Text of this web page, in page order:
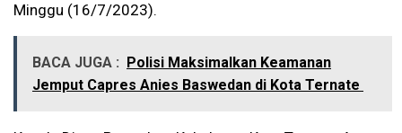
Minggu (16/7/2023).
BACA JUGA : Polisi Maksimalkan Keamanan
Jemput Capres Anies Baswedan di Kota Ternate